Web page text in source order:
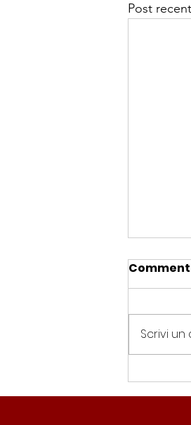
Post
Spin
solo
Scrivi un